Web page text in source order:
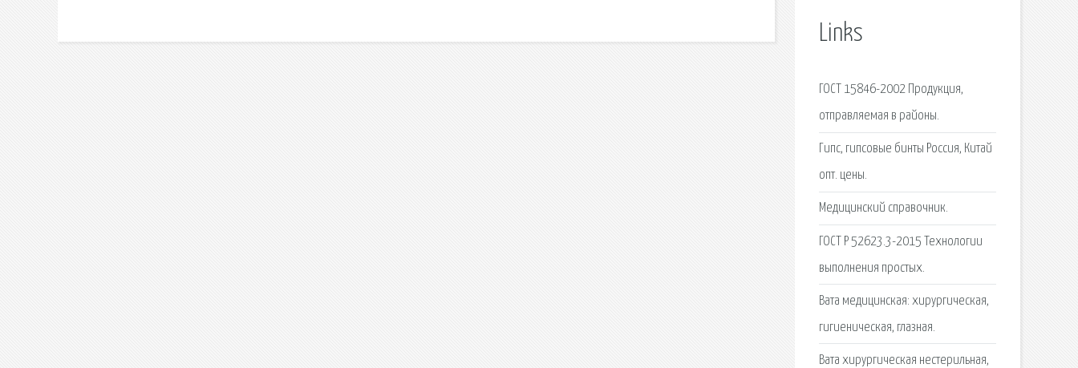
Links
ГОСТ 15846-2002 Продукция,
отправляемая в районы.
Гипс, гипсовые бинты Россия, Китай
опт. цены.
Медицинский справочник.
ГОСТ Р 52623.3-2015 Технологии
выполнения простых.
Вата медицинская: хирургическая,
гигиеническая, глазная.
Вата хирургическая нестерильная,